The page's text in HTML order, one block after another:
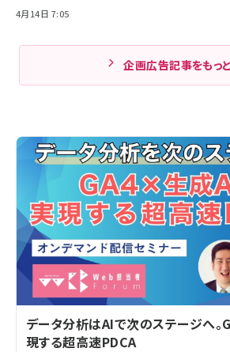
4月14日 7:05
企画広告記事をもっ
データ分析はAIで次のステージへ
現する超高速PDCA